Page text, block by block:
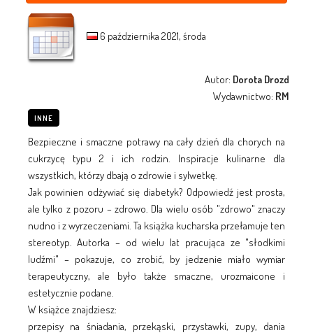
6 października 2021, środa
Autor: Dorota Drozd
Wydawnictwo: RM
INNE
Bezpieczne i smaczne potrawy na cały dzień dla chorych na
cukrzycę typu 2 i ich rodzin. Inspiracje kulinarne dla
wszystkich, którzy dbają o zdrowie i sylwetkę.
Jak powinien odżywiać się diabetyk? Odpowiedź jest prosta,
ale tylko z pozoru – zdrowo. Dla wielu osób "zdrowo" znaczy
nudno i z wyrzeczeniami. Ta książka kucharska przełamuje ten
stereotyp. Autorka – od wielu lat pracująca ze "słodkimi
ludźmi" – pokazuje, co zrobić, by jedzenie miało wymiar
terapeutyczny, ale było także smaczne, urozmaicone i
estetycznie podane.
W książce znajdziesz:
przepisy na śniadania, przekąski, przystawki, zupy, dania